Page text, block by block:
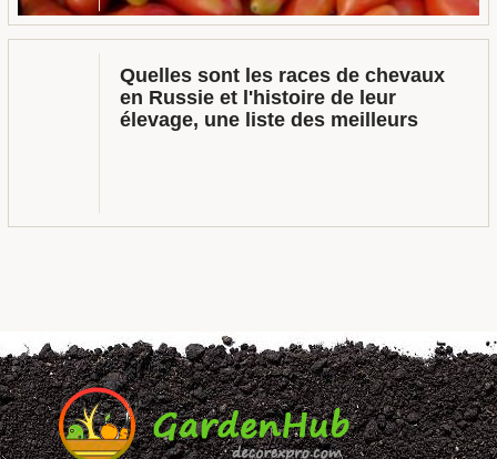
Quelles sont les races de chevaux
en Russie et l'histoire de leur
élevage, une liste des meilleurs